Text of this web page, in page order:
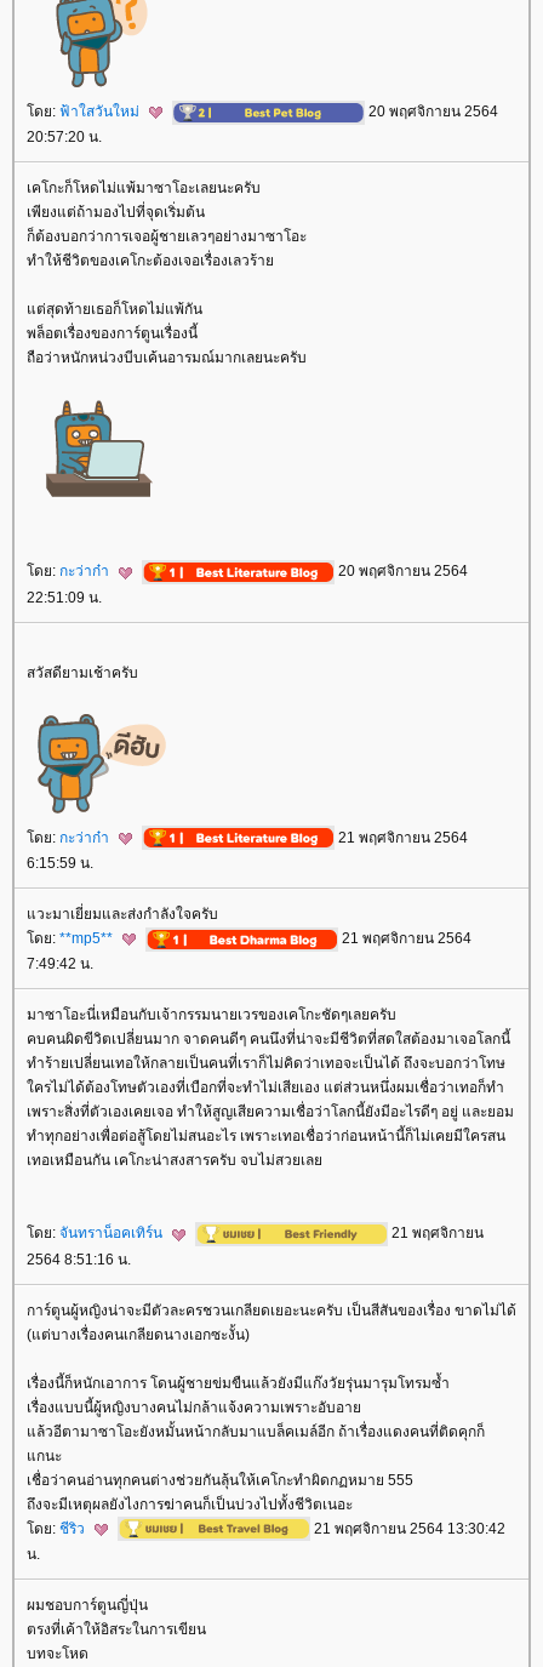
ดย: ฟ้าใสวันใหม่
20 พฤศจิกายน 2564
20:57:20 น.
เคโกะก็โหดไม่แพ้มาซาโอะเลยนะครับ
เพียงแต่ถ้ามองไปที่จุดเริ่มต้น
ก็ต้องบอกว่าการเจอผู้ชายเลวๆอย่างมาซาโอะ
ทำให้ชีวิตของเคโกะต้องเจอเรื่องเลวร้า
ต่สุดท้ายเธอก็โหดไม่แพ้กัน
พล็อตเรื่องของการ์ตูนเรื่องนี้
ถือว่าหนักหน่วงบีบเค้นอารมณ์มากเลยนะครับ
ดย: กะว่าก๋า
20 พฤศจิกายน 2564
22:51:09 น.
สวัสดียามเช้าครับ
ดย: กะว่าก๋า
21 พฤศจิกายน 2564
6:15:59 น.
วะมาเยี่ยมและส่งกำลังใจครับ
ดย: **mp5**
21 พฤศจิกายน 2564
7:49:42 น.
มาซาโอะนี่เหมือนกับเจ้ากรรมนายเวรของเคโกะชัดๆเลยครับ
คบคนผิดขีวิตเปลี่ยนมาก จาดคนดีๆ คนนึงที่น่าจะมีชีวิตที่สดใสต้องมาเจอโลกนี้
ทำร้ายเปลี่ยนเทอให้กลายเป็นคนที่เราก็ไม่คิดว่าเทอจะเป็นได้ ถึงจะบอกว่าโทษ
ครไม่ได้ต้องโทษตัวเองที่เบือกที่จะทำไม่เสียเอง แต่ส่วนหนึ่งผมเชื่อว่าเทอก็ทำ
เพราะสิ่งที่ตัวเองเคยเจอ ทำให้สูญเสียความเชื่อว่าโลกนี้ยังมีอะไรดีๆ อยู่ และยอม
ทำทุกอย่างเพื่อต่อสู้โดยไม่สนอะไร เพราะเทอเชื่อว่าก่อนหน้านี้ก็ไม่เคยมีใครสน
เทอเหมือนกัน เคโกะน่าสงสารครับ จบไม่สวยเล
ดย: จันทราน็อคเทิร์น
21 พฤศจิกายน
2564 8:51:16 น.
การ์ตูนผู้หญิงน่าจะมีตัวละครชวนเกลียดเยอะนะครับ เป็นสีสันของเรื่อง ขาดไม่ได้
(แต่บางเรื่องคนเกลียดนางเอกซะงั้น)
เรื่องนี้ก็หนักเอาการ โดนผู้ชายข่มขืนแล้วยังมีแก๊งวัยรุ่นมารุมโทรมซ้ำ
เรื่องแบบนี้ผู้หญิงบางคนไม่กล้าแจ้งความเพราะอับอา
ล้วอีตามาซาโอะยังหมั้นหน้ากลับมาแบล็คเมล์อีก ถ้าเรื่องแดงคนที่ติดคุกก็
กนะ
เชื่อว่าคนอ่านทุกคนต่างช่วยกันลุ้นให้เคโกะทำผิดกฏหมาย 555
ถึงจะมีเหตุผลยังไงการฆ่าคนก็เป็นบ่วงไปทั้งชีวิตเนอะ
ดย: ชีริว
21 พฤศจิกายน 2564 13:30:42
น.
ผมชอบการ์ตูนญี่ปุ่น
ตรงที่เค้าให้อิสระในการเขียน
บทจะโหด